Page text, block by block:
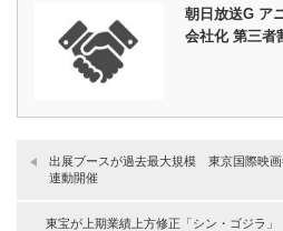
朝日放送G ア
会社化 第三者
出展ブースが過去最大規模 東京国際映
連動開催
東宝が上期業績上方修正「シン・ゴジラ